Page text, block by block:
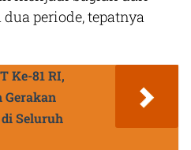
dua periode, tepatnya
Ke-81 RI,
Gerakan
Seluruh